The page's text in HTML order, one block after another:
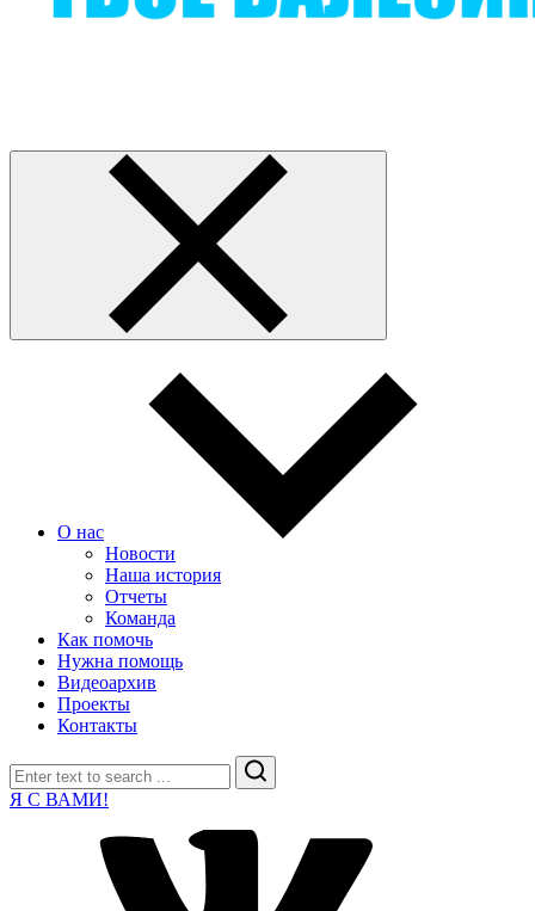
О нас
Новости
Наша история
Отчеты
Команда
Как помочь
Нужна помощь
Видеоархив
Проекты
Контакты
Search
Я С ВАМИ!